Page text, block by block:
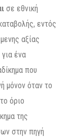
σε εθνική
εντός
αξίας
ένα
που
μόνον όταν το
όριο
της
στην πηγή